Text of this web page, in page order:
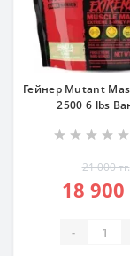
Гейнер Mutant
2500 6 lbs
21 000 тг.
18 900
-